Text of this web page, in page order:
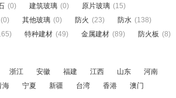
(0) 建筑玻璃 (0) 原片玻璃 (15)
(0) 其他玻璃 (0) 防火 (23) 防水 (138)
特种建材 (49) 金属建材 (89) 防火板 (8)
浙江 安徽 福建 江西 山东
河南
海 宁夏 新疆 台湾 香港 澳门